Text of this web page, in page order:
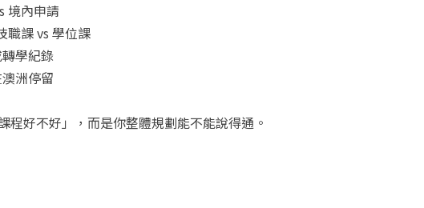
境內申請
職課 vs 學位課
學紀錄
洲停留
程好不好」，而是你整體規劃能不能說得通。